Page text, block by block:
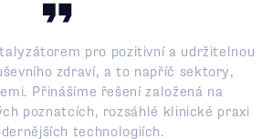
pro pozitivní a udržitelnou
zdraví, a to napříč sektory,
Přinášíme řešení založená na
poznatcích, rozsáhlé klinické praxi
technologiích.